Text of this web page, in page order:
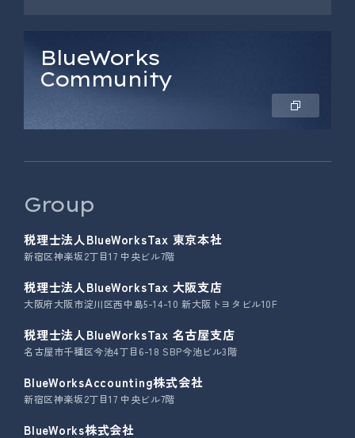
BlueWorks
Community
Group
税理士法人BlueWorksTax 東京本社
新宿区神楽坂2丁目17 中央ビル7階
税理士法人BlueWorksTax 大阪支店
大阪府大阪市淀川区西中島5-14-10 新大阪トヨタビル10F
税理士法人BlueWorksTax 名古屋支店
名古屋市千種区今池4丁目6-18 SBP今池ビル3階
BlueWorksAccounting株式会社
新宿区神楽坂2丁目17 中央ビル7階
BlueWorks株式会社